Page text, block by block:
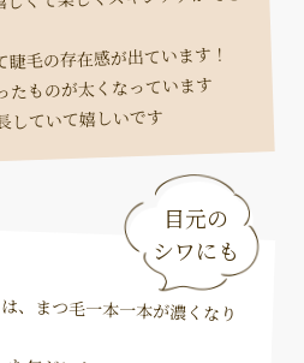
毛の存在感が出ています！
ものが太くなっています
していて嬉しいです
目元の
シワにも
、まつ毛一本一本が濃くなり